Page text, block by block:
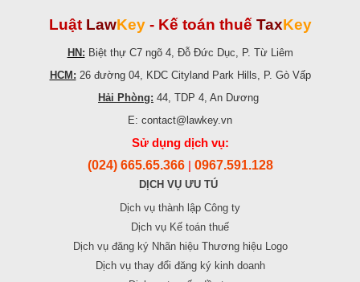
Luật LawKey - Kế toán thuế TaxKey
HN: Biệt thự C7 ngõ 4, Đỗ Đức Dục, P. Từ Liêm
HCM: 26 đường 04, KDC Cityland Park Hills, P. Gò Vấp
Hải Phòng: 44, TDP 4, An Dương
E: contact@lawkey.vn
Sử dụng dịch vụ:
(024) 665.65.366 0967.591.128
DỊCH VỤ ƯU TÚ
Dịch vụ thành lập Công ty
Dịch vụ Kế toán thuế
Dịch vụ đăng ký Nhãn hiệu Thương hiệu Logo
Dịch vụ thay đổi đăng ký kinh doanh